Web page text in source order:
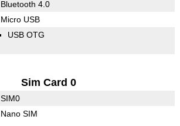
Bluetooth 4.0
Micro USB
USB OTG
Sim Card 0
SIM0
Nano SIM